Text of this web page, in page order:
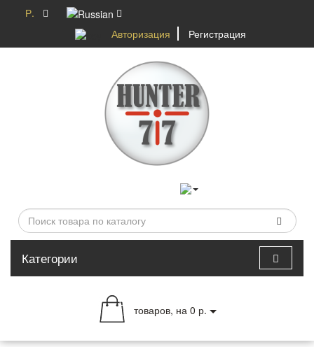
Р.
Авторизация
Регистрация
Категории
0
товаров, на 0 р.